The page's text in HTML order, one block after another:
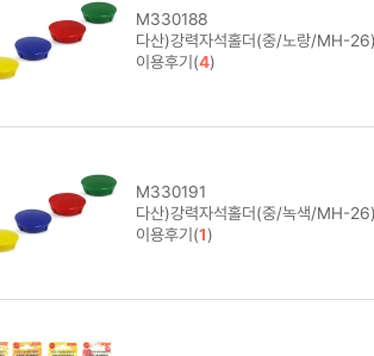
M330188
다산)강력자석홀더(중/노랑/MH-
이용후기(4)
M330191
다산)강력자석홀더(중/녹색/MH-
이용후기(1)